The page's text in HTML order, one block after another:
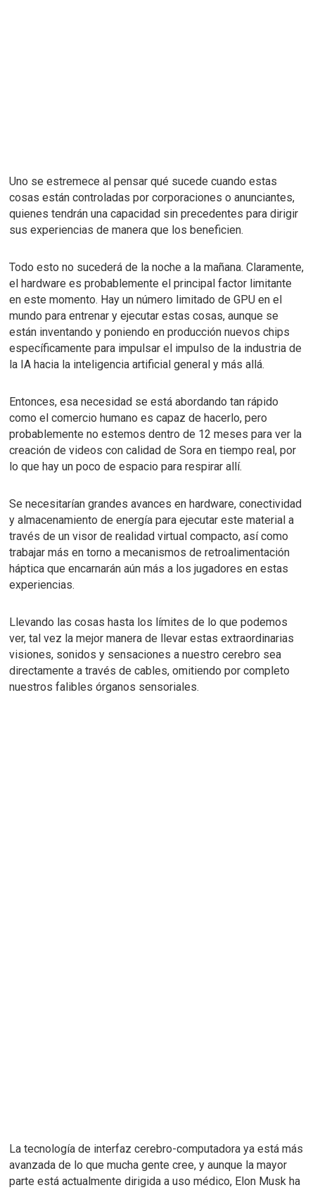
Uno se estremece al pensar qué sucede cuando estas
cosas están controladas por corporaciones o anunciantes,
quienes tendrán una capacidad sin precedentes para dirigir
sus experiencias de manera que los beneficien.
Todo esto no sucederá de la noche a la mañana.Claramente,
el hardware es probablemente el principal factor limitante
en este momento. Hay un número limitado de GPU en el
mundo para entrenar y ejecutar estas cosas, aunque se
están inventando y poniendo en producción nuevos chips
específicamente para impulsar el impulso de la industria de
la IA hacia la inteligencia artificial general y más allá.
Entonces, esa necesidad se está abordando tan rápido
como el comercio humano es capaz de hacerlo, pero
probablemente no estemos dentro de 12 meses para ver la
creación de videos con calidad de Sora en tiempo real, por
lo que hay un poco de espacio para respirar allí.
Se necesitarían grandes avances en hardware, conectividad
y almacenamiento de energía para ejecutar este material a
través de un visor de realidad virtual compacto, así como
trabajar más en torno a mecanismos de retroalimentación
háptica que encarnarán aún más a los jugadores en estas
experiencias.
Llevando las cosas hasta los límites de lo que podemos
ver, tal vez la mejor manera de llevar estas extraordinarias
visiones, sonidos y sensaciones a nuestro cerebro sea
directamente a través de cables, omitiendo por completo
nuestros falibles órganos sensoriales.
La tecnología de interfaz cerebro-computadora ya está más
avanzada de lo que mucha gente cree, y aunque la mayor
parte está actualmente dirigida a uso médico, Elon Musk ha